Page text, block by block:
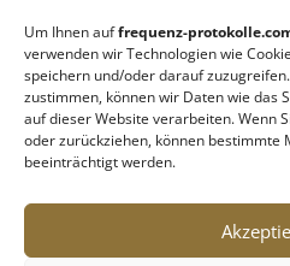
Um Ihnen auffrequenz-
verwenden wir Technologien wie
speichern und/oder darauf
zustimmen, können wir Daten wie das
auf dieser Website verarbeiten. Wenn
oder zurückziehen, können bestimmte
beeinträchtigt werden.
Dr. Hulda Clark
Robert C. Beck
Georges Lakhovsky
verwandte Pioniere
Datenschutz
Cookie-Richtlinie|AGB's